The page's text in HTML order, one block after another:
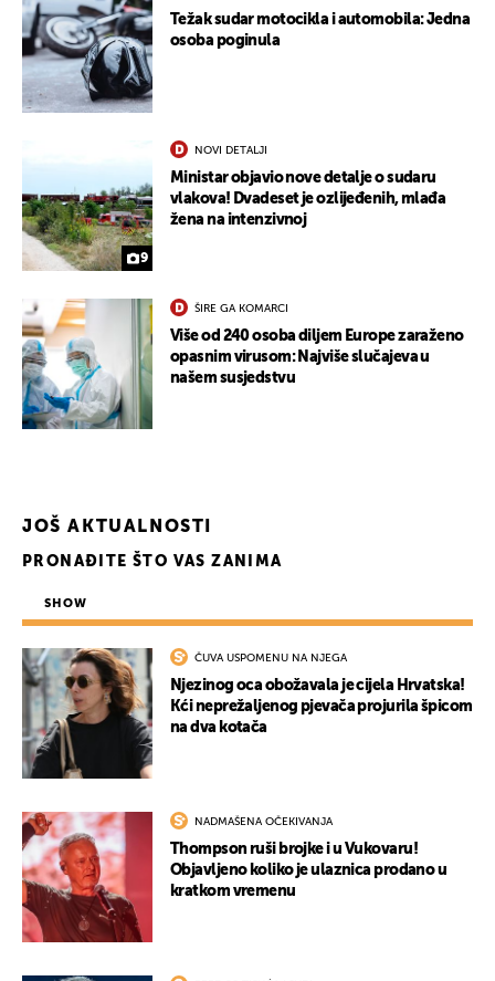
Težak sudar motocikla i automobila: Jedna
osoba poginula
9
NOVI DETALJI
Ministar objavio nove detalje o sudaru
vlakova! Dvadeset je ozlijeđenih, mlađa
žena na intenzivnoj
ŠIRE GA KOMARCI
Više od 240 osoba diljem Europe zaraženo
opasnim virusom: Najviše slučajeva u
našem susjedstvu
JOŠ AKTUALNOSTI
PRONAĐITE ŠTO VAS ZANIMA
SHOW
ČUVA USPOMENU NA NJEGA
Njezinog oca obožavala je cijela Hrvatska!
Kći neprežaljenog pjevača projurila špicom
na dva kotača
NADMAŠENA OČEKIVANJA
Thompson ruši brojke i u Vukovaru!
Objavljeno koliko je ulaznica prodano u
kratkom vremenu
UKLJUČITE NOTIFIKACIJE